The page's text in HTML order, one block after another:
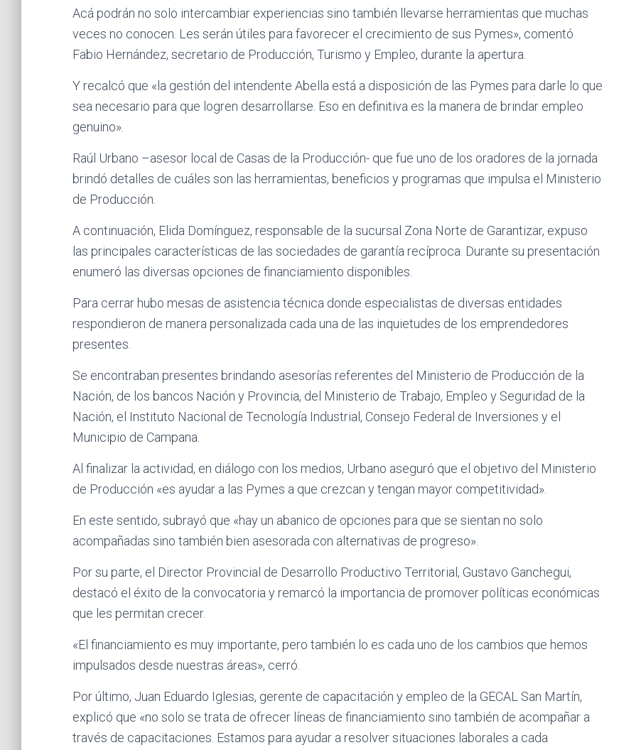
Acá podrán no solo intercambiar experiencias sino también llevarse herramientas que muchas
veces no conocen. Les serán útiles para favorecer el crecimiento de sus Pymes», comentó
Fabio Hernández, secretario de Producción, Turismo y Empleo, durante la apertura.
Y recalcó que «la gestión del intendente Abella está a disposición de las Pymes para darle lo que
sea necesario para que logren desarrollarse. Eso en definitiva es la manera de brindar empleo
genuino».
Raúl Urbano –asesor local de Casas de la Producción- que fue uno de los oradores de la jornada
brindó detalles de cuáles son las herramientas, beneficios y programas que impulsa el Ministerio
de Producción.
A continuación, Elida Domínguez, responsable de la sucursal Zona Norte de Garantizar, expuso
las principales características de las sociedades de garantía recíproca. Durante su presentación
enumeró las diversas opciones de financiamiento disponibles.
Para cerrar hubo mesas de asistencia técnica donde especialistas de diversas entidades
respondieron de manera personalizada cada una de las inquietudes de los emprendedores
presentes.
Se encontraban presentes brindando asesorías referentes del Ministerio de Producción de la
Nación, de los bancos Nación y Provincia, del Ministerio de Trabajo, Empleo y Seguridad de la
Nación, el Instituto Nacional de Tecnología Industrial, Consejo Federal de Inversiones y el
Municipio de Campana.
Al finalizar la actividad, en diálogo con los medios, Urbano aseguró que el objetivo del Ministerio
de Producción «es ayudar a las Pymes a que crezcan y tengan mayor competitividad».
En este sentido, subrayó que «hay un abanico de opciones para que se sientan no solo
acompañadas sino también bien asesorada con alternativas de progreso».
Por su parte, el Director Provincial de Desarrollo Productivo Territorial, Gustavo Ganchegui,
destacó el éxito de la convocatoria y remarcó la importancia de promover políticas económicas
que les permitan crecer.
«El financiamiento es muy importante, pero también lo es cada uno de los cambios que hemos
impulsados desde nuestras áreas», cerró.
Por último, Juan Eduardo Iglesias, gerente de capacitación y empleo de la GECAL San Martín,
explicó que «no solo se trata de ofrecer líneas de financiamiento sino también de acompañar a
través de capacitaciones. Estamos para ayudar a resolver situaciones laborales a cada